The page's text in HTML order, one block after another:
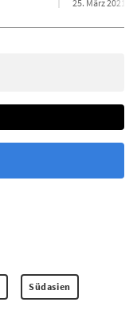
25. März 2021
Südasien